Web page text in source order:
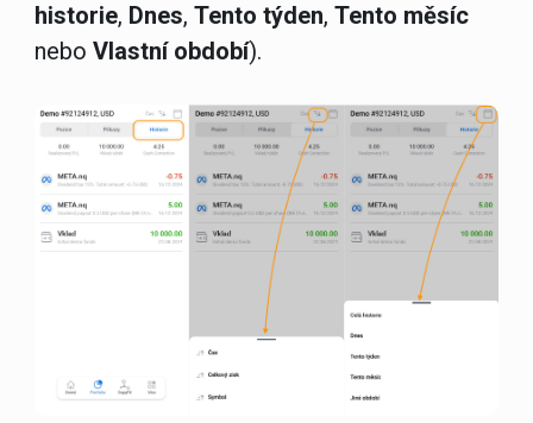
historie, Dnes, Tento týden, Tento měsíc
nebo Vlastní období).